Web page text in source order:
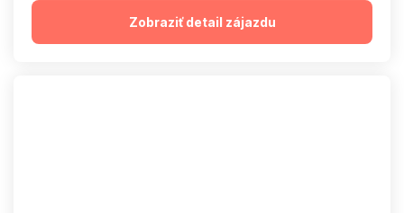
Zobraziť detail zájazdu